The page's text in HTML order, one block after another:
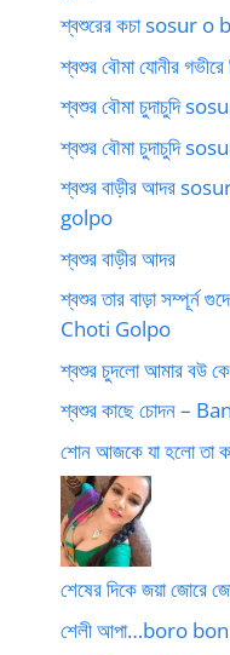
শ্বশুরের কচা sosur
শ্বশুর বৌমা যোনীর
শ্বশুর বৌমা চুদাচুদি
শ্বশুর বৌমা চুদাচুদি
শ্বশুর বাড়ীর আদর
golpo
শ্বশুর বাড়ীর আদর
শ্বশুর তার বাড়া সম্পূর্ন
Choti Golpo
শ্বশুর চুদলো আমার
শ্বশুর কাছে চোদন –
শোন আজকে যা হলো তা
শেষের দিকে জয়া জোরে
শেলী আপা…boro